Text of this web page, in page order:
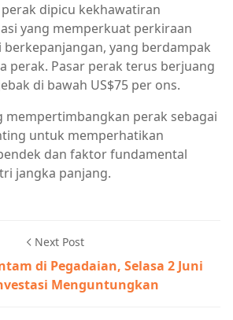
dipicu kekhawatiran
yang memperkuat perkiraan
yang berdampak
perak. Pasar perak terus berjuang
di bawah US$75 per ons.
mempertimbangkan perak sebagai
untuk memperhatikan
dan faktor fundamental
jangka panjang.
Next Post
di Pegadaian, Selasa 2 Juni
Menguntungkan